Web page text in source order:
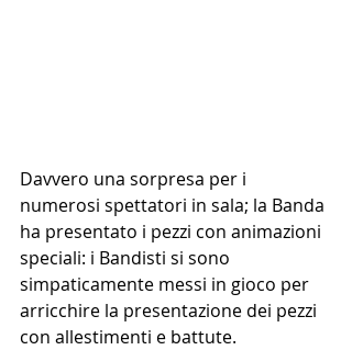
Davvero una sorpresa per i
numerosi spettatori in sala; la Banda
ha presentato i pezzi con animazioni
speciali: i Bandisti si sono
simpaticamente messi in gioco per
arricchire la presentazione dei pezzi
con allestimenti e battute.